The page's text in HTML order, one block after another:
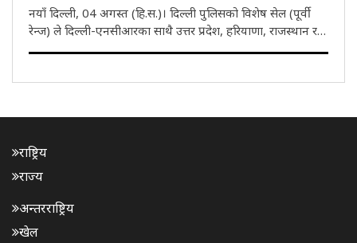
नयाँ दिल्ली, 04 अगस्त (हि.स.)। दिल्ली पुलिसको विशेष सेल (पूर्वी
रेन्ज) ले दिल्ली-एनसीआरका साथै उत्तर प्रदेश, हरियाणा, राजस्थान र
राष्ट्रिय
राज्य
अन्तरराष्ट्रिय
खेल